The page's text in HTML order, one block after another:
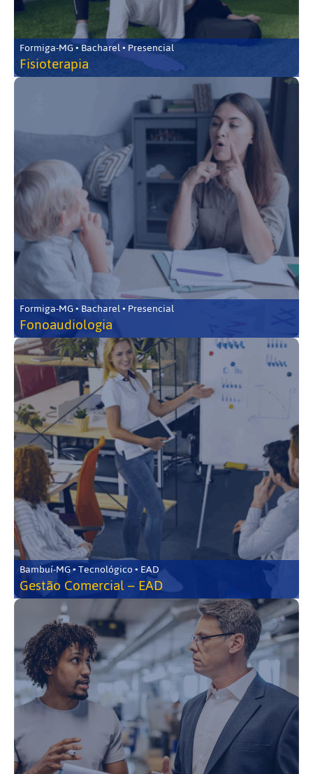
Formiga-MG • Bacharel • Presencial
Fisioterapia
Formiga-MG • Bacharel • Presencial
Fonoaudiologia
Bambuí-MG • Tecnológico • EAD
Gestão Comercial – EAD